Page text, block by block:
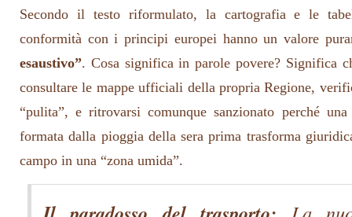
Secondo il testo riformulato, la cartografia e le
conformità con i principi europei hanno un valore
esaustivo”. Cosa significa in parole povere? Significa
consultare le mappe ufficiali della propria Regione,
“pulita”, e ritrovarsi comunque sanzionato perché una
formata dalla pioggia della sera prima trasforma
campo in una “zona umida”.